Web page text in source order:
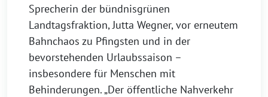
Sprecherin der bündnisgrünen
Landtagsfraktion, Jutta Wegner, vor erneutem
Bahnchaos zu Pfingsten und in der
bevorstehenden Urlaubssaison –
insbesondere für Menschen mit
Behinderungen. „Der öffentliche Nahverkehr